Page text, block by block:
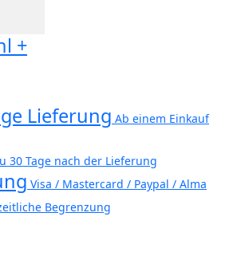
+
Lieferung Ab einem Einkauf
30 Tage nach der Lieferung
Visa / Mastercard / Paypal / Alma
Begrenzung